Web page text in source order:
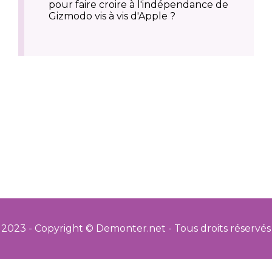
pour faire croire à l'indépendance de
Gizmodo vis à vis d'Apple ?
2023 - Copyright © Demonter.net - Tous droits réservés